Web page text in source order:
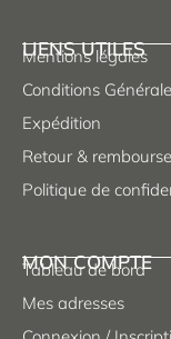
LIENS UTILES
Mentions légales
Conditions
Expédition
Retour &
Politique de
MON COMPTE
Tableau de bord
Mes adresses